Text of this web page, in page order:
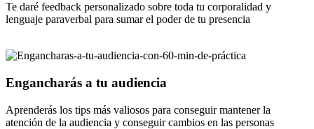
Te daré feedback personalizado sobre toda tu corporalidad y
lenguaje paraverbal para sumar el poder de tu presencia
Engancharás a tu audiencia
Aprenderás los tips más valiosos para conseguir mantener la
atención de la audiencia y conseguir cambios en las personas